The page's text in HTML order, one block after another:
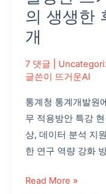
의 생생한
개
7 댓글
글쓴이 뜨거운AI
통계청 통계개발원
무 적용방안 특강
상, 데이터 분석 지
한 연구 역량 강화
출
강
한
거
AI
챗
GPT
강
의
Read More »